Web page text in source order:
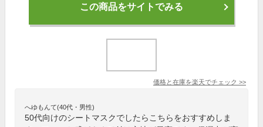
この商品をサイトでみる
価格と在庫を楽天でチェック >>
へゆもんて(40代・男性)
50代向けのシートマスクでしたらこちらをおすすめしま